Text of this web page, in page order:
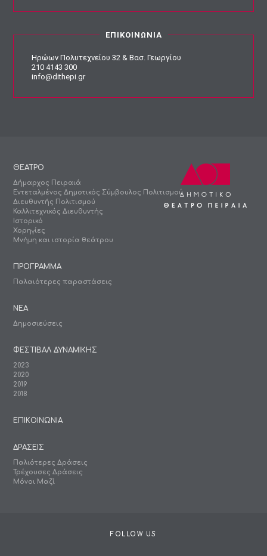
ΕΠΙΚΟΙΝΩΝΙΑ
Ηρώων Πολυτεχνείου 32 & Βασ. Γεωργίου
210 4143 300
info@dithepi.gr
ΘΕΑΤΡΟ
Δήμαρχος Πειραιά
Εντεταλμένος Δημοτικός Σύμβουλος Πολιτισμού
Διευθυντής Πολιτισμού
Καλλιτεχνικός Διευθυντής
Ιστορικό
Χορηγίες
Μνήμη και ιστορία θεάτρου
ΠΡΟΓΡΑΜΜΑ
Παλαιότερες παραστάσεις
ΝΕΑ
Δημοσιεύσεις
ΦΕΣΤΙΒΑΛ ΔΥΝΑΜΙΚΗΣ
2023
2020
2019
2018
ΕΠΙΚΟΙΝΩΝΙΑ
ΔΡΑΣΕΙΣ
Παλιότερες Δράσεις
Τρέχουσες Δράσεις
Μόνοι Μαζί
FOLLOW US